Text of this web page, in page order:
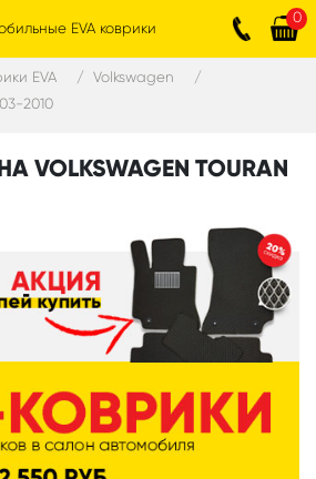
EVA коврики
0
EVA
Volkswagen
2010
VOLKSWAGEN TOURAN